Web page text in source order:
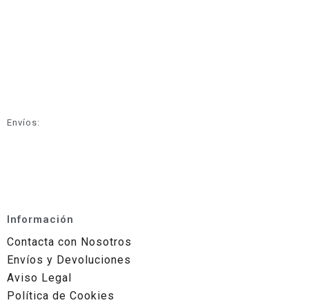
Envíos:
Información
Contacta con Nosotros
Envíos y Devoluciones
Aviso Legal
Política de Cookies